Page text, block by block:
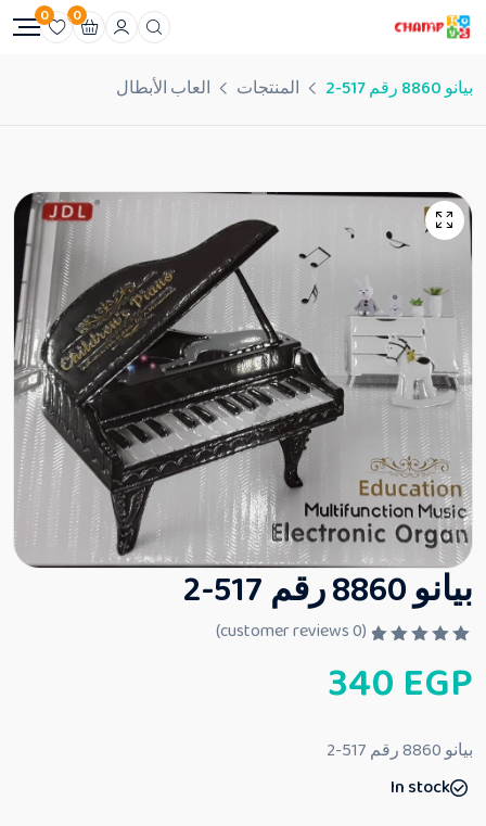
0
0
بيانو 8860 رقم 517-2 المنتجات العاب الأبطال
بيانو 8860 رقم 517-2
م
ا
ي
م
(
0
340 EGP
بيانو 8860 رقم 517-2
In stock